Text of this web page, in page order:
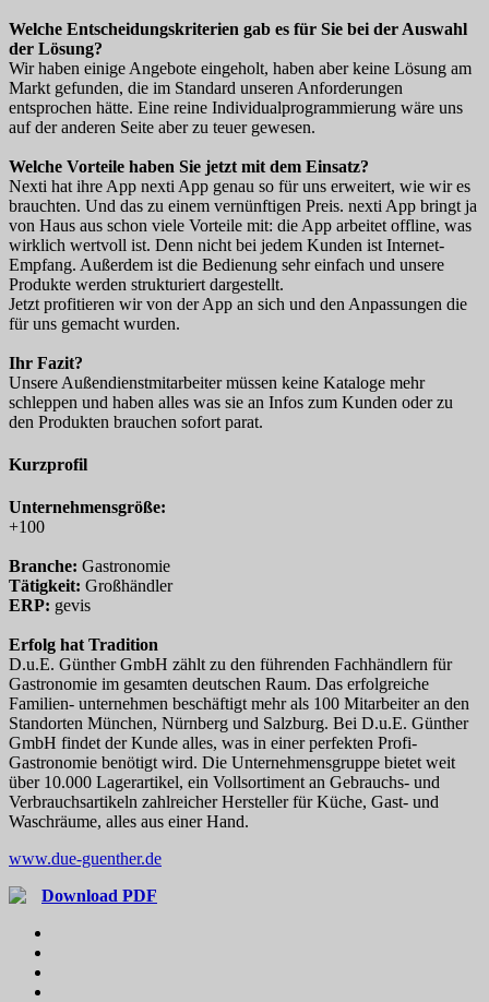
Welche Entscheidungskriterien gab es für Sie bei der Auswahl
der Lösung?
Wir haben einige Angebote eingeholt, haben aber keine Lösung am
Markt gefunden, die im Standard unseren Anforderungen
entsprochen hätte. Eine reine Individualprogrammierung wäre uns
auf der anderen Seite aber zu teuer gewesen.
Welche Vorteile haben Sie jetzt mit dem Einsatz?
Nexti hat ihre App nexti App genau so für uns erweitert, wie wir es
brauchten. Und das zu einem vernünftigen Preis. nexti App bringt ja
von Haus aus schon viele Vorteile mit: die App arbeitet offline, was
wirklich wertvoll ist. Denn nicht bei jedem Kunden ist Internet-
Empfang. Außerdem ist die Bedienung sehr einfach und unsere
Produkte werden strukturiert dargestellt.
Jetzt profitieren wir von der App an sich und den Anpassungen die
für uns gemacht wurden.
Ihr Fazit?
Unsere Außendienstmitarbeiter müssen keine Kataloge mehr
schleppen und haben alles was sie an Infos zum Kunden oder zu
den Produkten brauchen sofort parat.
Kurzprofil
Unternehmensgröße:
+100
Branche: Gastronomie
Tätigkeit: Großhändler
ERP: gevis
Erfolg hat Tradition
D.u.E. Günther GmbH zählt zu den führenden Fachhändlern für
Gastronomie im gesamten deutschen Raum. Das erfolgreiche
Familien- unternehmen beschäftigt mehr als 100 Mitarbeiter an den
Standorten München, Nürnberg und Salzburg. Bei D.u.E. Günther
GmbH findet der Kunde alles, was in einer perfekten Profi-
Gastronomie benötigt wird. Die Unternehmensgruppe bietet weit
über 10.000 Lagerartikel, ein Vollsortiment an Gebrauchs- und
Verbrauchsartikeln zahlreicher Hersteller für Küche, Gast- und
Waschräume, alles aus einer Hand.
www.due-guenther.de
Download PDF